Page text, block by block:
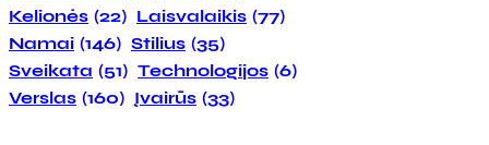
Kelionės (22) Laisvalaikis (77)
Namai (146) Stilius (35)
Sveikata (51) Technologijos (6)
Verslas (160) Įvairūs (33)